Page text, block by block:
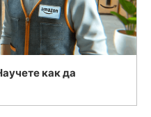
как да